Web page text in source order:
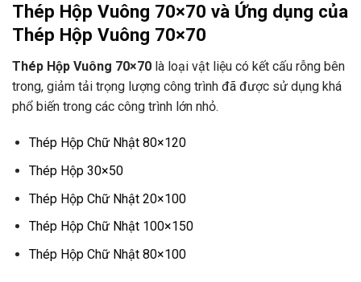
Thép Hộp Vuông 70×70 và Ứng dụng của
Thép Hộp Vuông 70×70
Thép Hộp Vuông 70×70 là loại vật liệu có kết cấu rỗng bên
trong, giảm tải trọng lượng công trình đã được sử dụng khá
phổ biến trong các công trình lớn nhỏ.
Thép Hộp Chữ Nhật 80×120
Thép Hộp 30×50
Thép Hộp Chữ Nhật 20×100
Thép Hộp Chữ Nhật 100×150
Thép Hộp Chữ Nhật 80×100